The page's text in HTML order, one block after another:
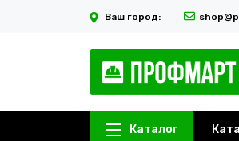
Ваш город:
Каталог